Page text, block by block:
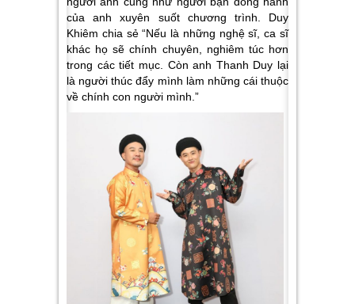
của anh xuyên suốt chương trình. Duy
Khiêm chia sẻ“Nếu là những nghệ sĩ, ca sĩ
khác họ sẽ chính chuyên, nghiêm túc hơn
trong các tiết mục. Còn anh Thanh Duy lại
là người thúc đẩy mình làm những cái thuộc
về chính con người mình.”